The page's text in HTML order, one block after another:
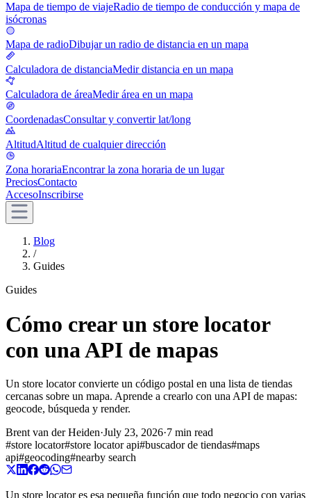
Mapa de tiempo de viajeRadio de tiempo de conducción y mapa de
isócronas
Mapa de radioDibujar un radio de distancia en un mapa
Calculadora de distanciaMedir distancia en un mapa
Calculadora de áreaMedir área en un mapa
CoordenadasConsultar y convertir lat/long
AltitudAltitud de cualquier dirección
Zona horariaEncontrar la zona horaria de un lugar
PreciosContacto
AccesoInscribirse
Blog
/
Guides
Guides
Cómo crear un store locator
con una API de mapas
Un store locator convierte un código postal en una lista de tiendas
cercanas sobre un mapa. Aprende a crearlo con una API de mapas:
geocode, búsqueda y render.
Brent van der Heiden·July 23, 2026·7 min read
#store locator#store locator api#buscador de tiendas#maps
api#geocoding#nearby search
Un store locator es esa pequeña función que todo negocio con varias